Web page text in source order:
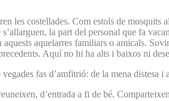
les costellades. Com estols de
la part del personal que fa
aquelarres familiars o amicals.
Aquí no hi ha alts i baixos ni
fas d’amfitrió: de la mena distesa
d’entrada a fi de bé.